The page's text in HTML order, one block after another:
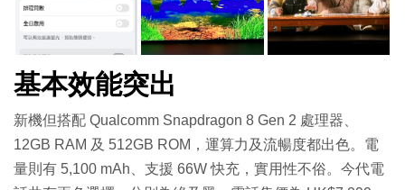
基本效能突出
新機但搭配 Qualcomm Snapdragon 8 Gen 2 處理器、
12GB RAM 及 512GB ROM，運算力及流暢度都出色。電
量則有 5,100 mAh、支援 66W 快充，實用性不俗。今代電